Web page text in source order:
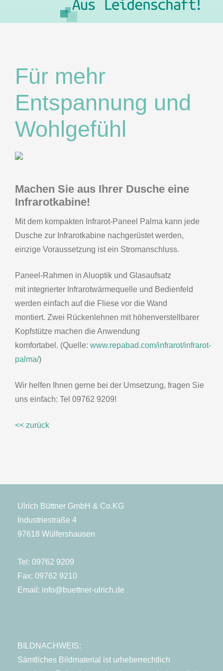
Für mehr
Entspannung und
Wohlgefühl
Machen Sie aus Ihrer Dusche eine
Infrarotkabine!
Mit dem kompakten Infrarot-Paneel Palma kann jede
Dusche zur Infrarotkabine nachgerüstet werden,
einzige Voraussetzung ist ein Stromanschluss.
Paneel-Rahmen in Aluoptik und Glasaufsatz
mit integrierter Infrarotwärmequelle und Bedienfeld
werden einfach auf die Fliese vor die Wand
montiert. Zwei Rückenlehnen mit höhenverstellbarer
Kopfstütze machen die Anwendung
komfortabel. (Quelle: www.repabad.com/infrarot/infrarot-
palma/)
Wir helfen Ihnen gerne bei der Umsetzung, fragen Sie
uns einfach: Tel 09762 9209!
<< zurück
Ulrich Büttner GmbH & Co.KG
Industriestraße 4
97618 Wülfershausen
Tel: 09762 9209
Fax: 09762 9210
Email: info@buettner-ulrich.de
BILDNACHWEIS:
Sämtliches Bildmaterial ist urheberrechtlich